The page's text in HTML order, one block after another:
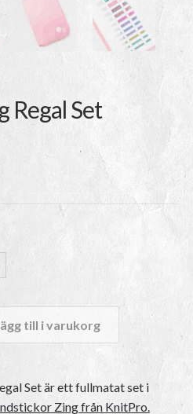
Regal Set
Zing Regal Set mängd
till i varukorg
Set är ett fullmatat set i
Zing från KnitPro.